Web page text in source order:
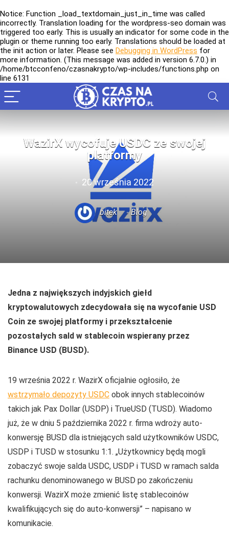
Notice: Function _load_textdomain_just_in_time was called
incorrectly. Translation loading for the wordpress-seo domain was
triggered too early. This is usually an indicator for some code in the
plugin or theme running too early. Translations should be loaded at
the init action or later. Please see Debugging in WordPress for
more information. (This message was added in version 6.7.0.) in
/home/btcconfeno/czasnakrypto/wp-includes/functions.php on
line 6131
WazirX wycofuje USDC ze swojej
platformy
20 września 2022
bitek Blog
Jedna z największych indyjskich giełd
kryptowalutowych zdecydowała się na wycofanie USD
Coin ze swojej platformy i przekształcenie
pozostałych sald w stablecoin wspierany przez
Binance USD (BUSD).
19 września 2022 r. WazirX oficjalnie ogłosiło, że
wstrzymało depozyty USDC obok innych stablecoinów
takich jak Pax Dollar (USDP) i TrueUSD (TUSD). Wiadomo
już, że w dniu 5 października 2022 r. firma wdroży auto-
konwersję BUSD dla istniejących sald użytkowników USDC,
USDP i TUSD w stosunku 1:1. „Użytkownicy będą mogli
zobaczyć swoje salda USDC, USDP i TUSD w ramach salda
rachunku denominowanego w BUSD po zakończeniu
konwersji. WazirX może zmienić listę stablecoinów
kwalifikujących się do auto-konwersji” – napisano w
komunikacie.